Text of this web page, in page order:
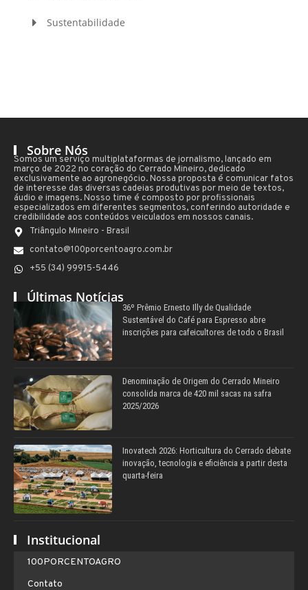
Sustentabilidade
Sobre Nós
Somos um serviço multiplataformas de jornalismo, lançado em
março de 2022 no coração do Cerrado Mineiro, dedicado
exclusivamente ao agronegócio. Nossa proposta é comunicar fatos
de interesse das diversas cadeias produtivas por meio de textos,
áudio e imagens. Nosso time é composto por profissionais
especializados em diferentes segmentos, conferindo autoridade e
credibilidade aos conteúdos veiculados em nossos canais.
Triângulo Mineiro - Brasil
contato@100porcentoagro.com.br
+55 (34) 99915-5446
Últimas Notícias
36º Prêmio Ernesto Illy de Qualidade
Sustentável do Café para Espresso abre
inscrições para cafeicultores de todo o Brasil
Denominação de Origem do Cerrado Mineiro
consolida marca de 420 mil sacas na safra
2025/2026
Inovatech 2026: Horticultura do Cerrado debate
inovação, tecnologia e eficiência a partir desta
quarta-feira
Institucional
100PORCENTOAGRO
Contato